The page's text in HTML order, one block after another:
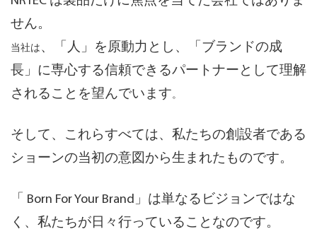
せん。
当社は 、「人」を原動力とし、「ブランドの成
長」に専心する信頼できるパートナー として理解
されることを望んでいます。
そして、これらすべては、私たちの創設者である
ショーンの当初の意図から生まれたものです。
「 Born For Your Brand」 は単なるビジョンではな
く、 私たちが日々行っていることなのです。